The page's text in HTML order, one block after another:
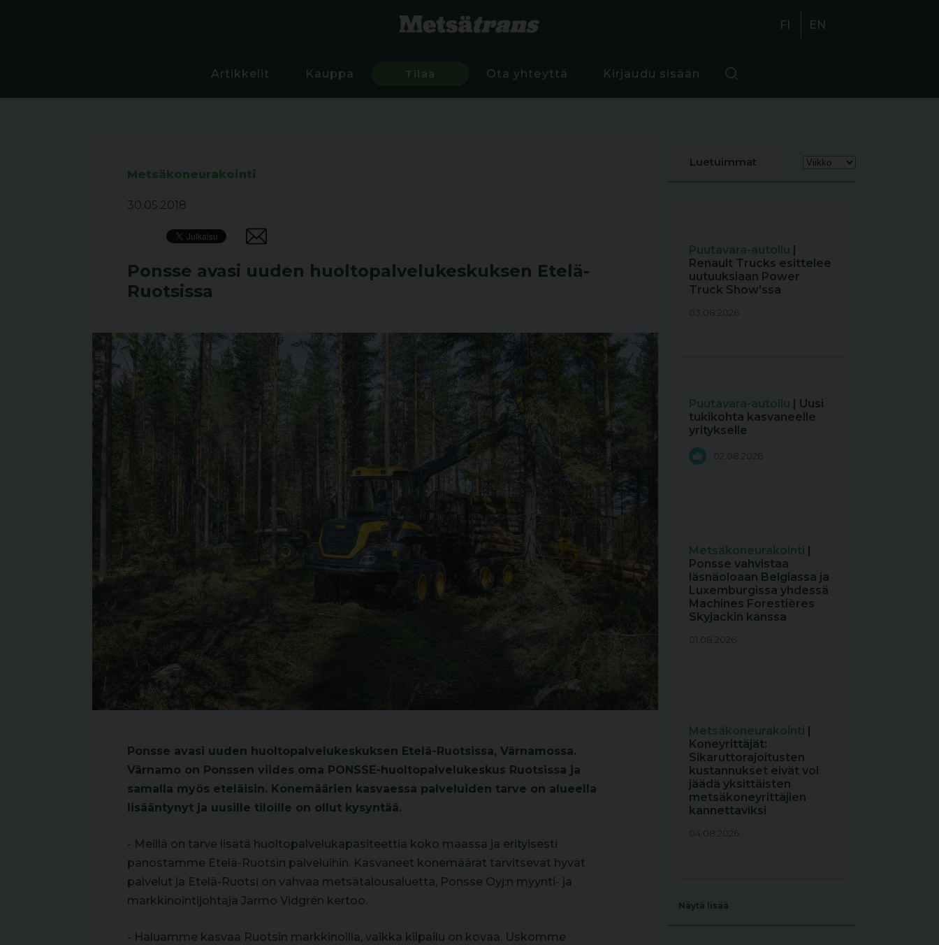
FI EN
Artikkelit Kauppa Tilaa Ota yhteyttä Kirjaudu sisään
Metsäkoneurakointi
30.05.2018
Ponsse avasi uuden huoltopalvelukeskuksen Etelä-
Ruotsissa
Ponsse avasi uuden huoltopalvelukeskuksen Etelä-Ruotsissa, Värnamossa.
Värnamo on Ponssen viides oma PONSSE-huoltopalvelukeskus Ruotsissa ja
samalla myös eteläisin. Konemäärien kasvaessa palveluiden tarve on alueella
lisääntynyt ja uusille tiloille on ollut kysyntää.
- Meillä on tarve lisätä huoltopalvelukapasiteettia koko maassa ja erityisesti
panostamme Etelä-Ruotsin palveluihin. Kasvaneet konemäärät tarvitsevat hyvät
palvelut ja Etelä-Ruotsi on vahvaa metsätalousaluetta, Ponsse Oyj:n myynti- ja
markkinointijohtaja Jarmo Vidgrén kertoo.
- Haluamme kasvaa Ruotsin markkinoilla, vaikka kilpailu on kovaa. Uskomme
Luetuimmat
Puutavara-autoilu |
Renault Trucks esittelee
uutuuksiaan Power
Truck Show'ssa
03.08.2026
Puutavara-autoilu | Uusi
tukikohta kasvaneelle
yritykselle
02.08.2026
Metsäkoneurakointi |
Ponsse vahvistaa
läsnäoloaan Belgiassa ja
Luxemburgissa yhdessä
Machines Forestières
Skyjackin kanssa
01.08.2026
Metsäkoneurakointi |
Koneyrittäjät:
Sikaruttorajoitusten
kustannukset eivät voi
jäädä yksittäisten
metsäkoneyrittäjien
kannettaviksi
04.08.2026
Näytä lisää